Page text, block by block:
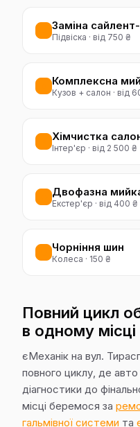
Заміна
Підвіска · від 750 ₴
Комплексна
Кузов + салон · від
Хімчистка
Інтер'єр · від 2 500 ₴
Двофазна
Екстер'єр · від 400 ₴
Чорніння шин
Колеса · 150 ₴
Повний цикл
в одному місці
єМеханік на вул.
повного циклу, де
діагностики до
місці беремося за
гальмівної системи та